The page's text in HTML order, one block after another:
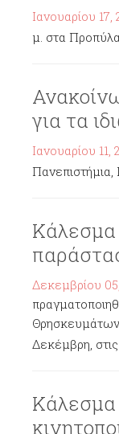
Ιανουαρίου 17,
μ. στα
για τα
Ιανουαρίου 11,
Πανεπιστήμια,
Δεκεμβρίου
Δεκέμβρη,
Κάλεσμα